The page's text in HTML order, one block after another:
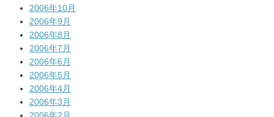
2006年10月
2006年9月
2006年8月
2006年7月
2006年6月
2006年5月
2006年4月
2006年3月
2006年2月